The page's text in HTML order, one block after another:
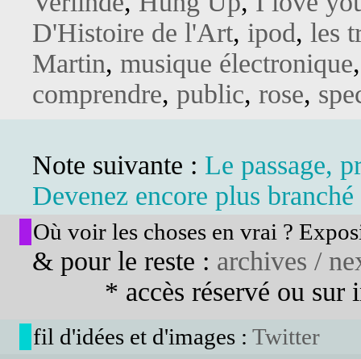
D'Histoire de l'Art, ipod, les
Martin, musique électronique
comprendre, public, rose,
Note suivante : Le passage,
Devenez encore plus
Où voir les choses en vrai ?
& pour le reste : archives /
* accès réservé ou sur
fil d'idées et d'images : Twitter